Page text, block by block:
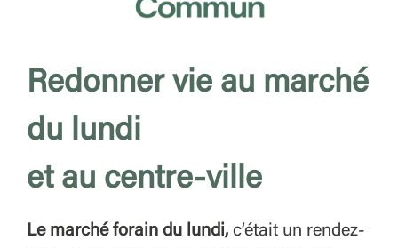
Redonner vie au marché
du lundi
et au centre-ville
Le marché forain du lundi, c’était un rendez-